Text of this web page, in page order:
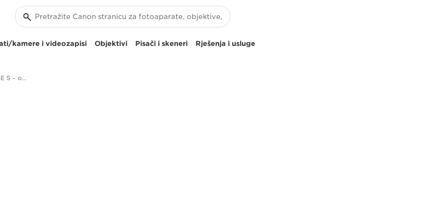
kamere i videozapisi Objektivi Pisači i skeneri Rješenja i usluge
Canon CJ20ex5B IASE S – objektivi za emitiranje